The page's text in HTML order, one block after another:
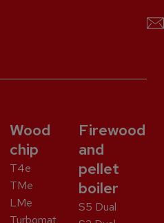
Wood
chip
T4e
TMe
LMe
Turbomat
Firewood
and
pellet
boiler
S5 Dual